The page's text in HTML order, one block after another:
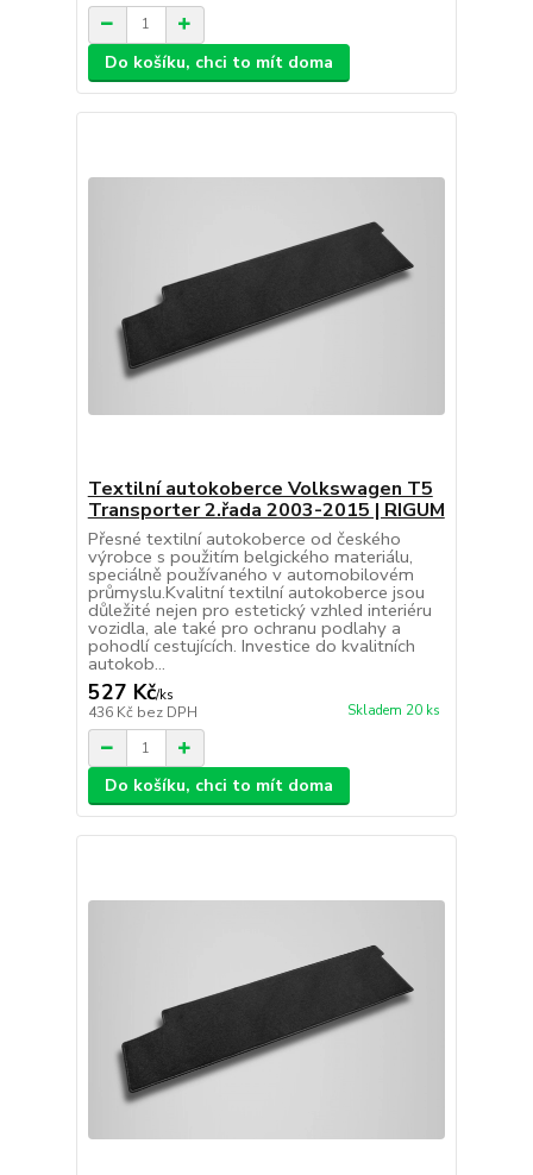
Do košíku, chci to mít doma
Textilní autokoberce Volkswagen T5
Transporter 2.řada 2003-2015 | RIGUM
Přesné textilní autokoberce od českého
výrobce s použitím belgického materiálu,
speciálně používaného v automobilovém
průmyslu.Kvalitní textilní autokoberce jsou
důležité nejen pro estetický vzhled interiéru
vozidla, ale také pro ochranu podlahy a
pohodlí cestujících. Investice do kvalitních
autokob...
527 Kč/ks
436 Kč bez DPH Skladem 20 ks
Do košíku, chci to mít doma